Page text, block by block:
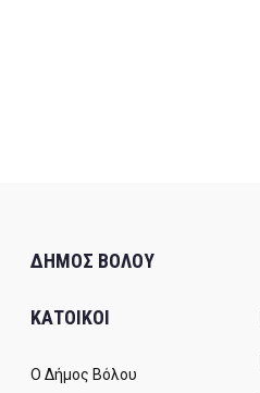
ΔΗΜΟΣ ΒΟΛΟΥ
ΚΑΤΟΙΚΟΙ
Ο Δήμος Βόλου